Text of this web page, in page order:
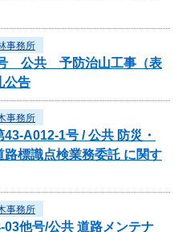
事務所
号 公共 予防治山工事（表
公告
事務所
43-A012-1号 / 公共 防災・
標識点検業務委託 に関す
事務所
03他号/公共 道路メンテナ